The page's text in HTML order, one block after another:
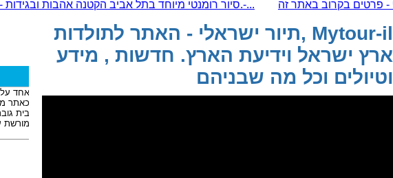
Mytour-il ,תיור ישראלי - האתר לתולדות
ארץ ישראל וידיעת הארץ. חדשות , מידע
וטיולים וכל מה שבניהם